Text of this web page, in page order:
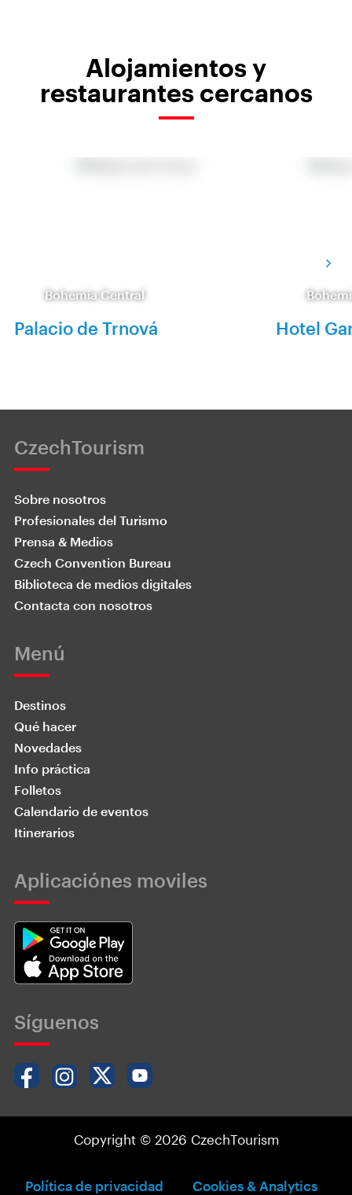
Alojamientos y
restaurantes cercanos
Bohemia Central
Palacio de Trnová Hotel
CzechTourism
Sobre nosotros
Profesionales del Turismo
Prensa & Medios
Czech Convention Bureau
Biblioteca de medios digitales
Contacta con nosotros
Menú
Destinos
Qué hacer
Novedades
Info práctica
Folletos
Calendario de eventos
Itinerarios
Aplicaciónes moviles
Síguenos
Copyright © 2026 CzechTourism
Política de privacidad Cookies & Analytics